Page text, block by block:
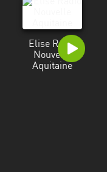
Elise Radio
Nouvelle
Aquitaine